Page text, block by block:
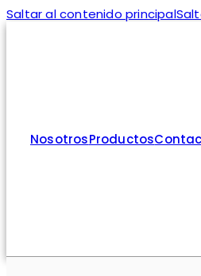
Saltar al contenido principal
NosotrosProductos